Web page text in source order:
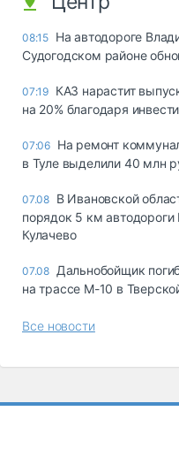
08:15 На автодороге
Судогодском районе
07:19 КАЗ нарастит
на 20% благодаря
07:06 На ремонт
в Туле выделили 40 млн
07.08 В Ивановской
порядок 5 км
Кулачево
07.08 Дальнобойщик
на трассе М-10 в
Все новости